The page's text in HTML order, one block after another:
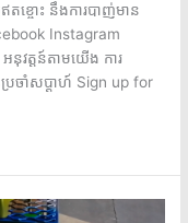
ខ្ចោះ នឹងការបាញ់មាន
Instagram
នុវត្តន៍តាមយើង ការ
រចាំសប្តាហ៍ Sign up for